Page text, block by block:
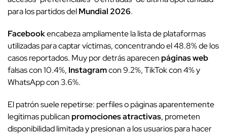
para los partidos delMundial 2026.
Facebookencabeza ampliamente la lista de plataformas
utilizadas para captar víctimas, concentrando el 48.8% de los
casos reportados. Muy por detrás aparecenpáginas web
falsas con 10.4%, Instagramcon 9.2%, TikTok con 4% y
WhatsApp con 3.6%.
El patrón suele repetirse: perfiles o páginas aparentemente
legítimas publicanpromociones atractivas, prometen
disponibilidad limitada y presionan a los usuarios para hacer